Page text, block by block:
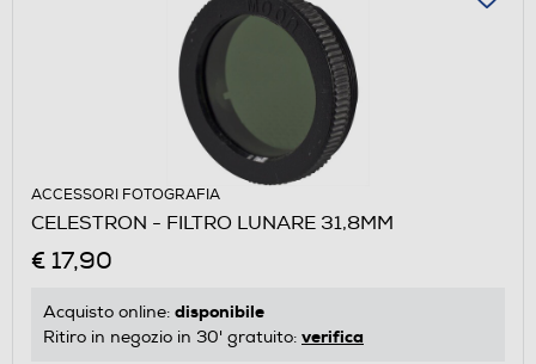
ACCESSORI FOTOGRAFIA
CELESTRON - FILTRO LUNARE 31,8MM
€ 17,90
Acquisto online: disponibile
Ritiro in negozio in 30' gratuito: verifica